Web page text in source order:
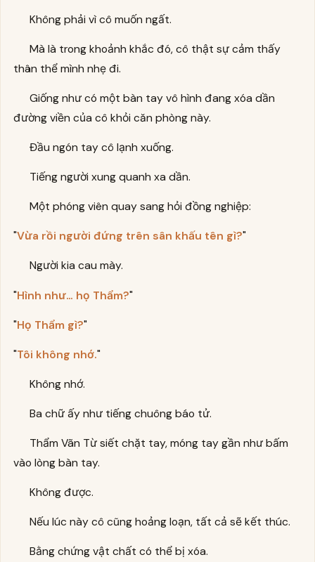
Không phải vì cô muốn ngất.
Mà là trong khoảnh khắc đó, cô thật sự cảm thấy
thân thể mình nhẹ đi.
Giống như có một bàn tay vô hình đang xóa dần
đường viền của cô khỏi căn phòng này.
Đầu ngón tay cô lạnh xuống.
Tiếng người xung quanh xa dần.
Một phóng viên quay sang hỏi đồng nghiệp:
"Vừa rồi người đứng trên sân khấu tên gì?"
Người kia cau mày.
"Hình như… họ Thẩm?"
"Họ Thẩm gì?"
"Tôi không nhớ."
Không nhớ.
Ba chữ ấy như tiếng chuông báo tử.
Thẩm Vãn Từ siết chặt tay, móng tay gần như bấm
vào lòng bàn tay.
Không được.
Nếu lúc này cô cũng hoảng loạn, tất cả sẽ kết thúc.
Bằng chứng vật chất có thể bị xóa.